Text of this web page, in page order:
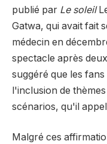
publié par Le soleil
Gatwa, qui avait fait
médecin en
spectacle après
suggéré que les
l'inclusion de
scénarios, qu'il
Malgré ces